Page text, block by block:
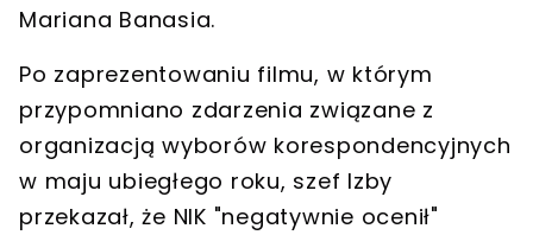
Mariana Banasia.
Po zaprezentowaniu filmu, w którym
przypomniano zdarzenia związane z
organizacją wyborów korespondencyjnych
w maju ubiegłego roku, szef Izby
przekazał, że NIK "negatywnie ocenił"